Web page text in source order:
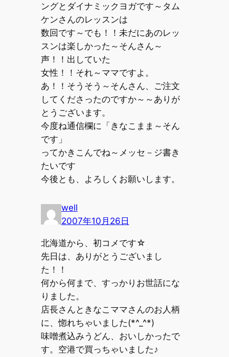
ングとダイナミックヨガです～タム
ケンさんのレッスンは
数回です～でも！！未だにあのレッ
スンは楽しかった～そんさん～
声！！出していた
女性！！それ～ママですよ。
あ！！そうそう～そんさん、ご注文
してくださったのですか～～ありが
とうございます。
今度ね通信欄に「きなこまま～そん
です」
ってかきこんでね～メッセ－ジ書き
たいです
今後とも、よろしくお願いします。
well
2007年10月26日
北海道から、初コメです☆
先日は、ありがとうございまし
た！！
何から何まで、すっかりお世話にな
りました。
店長さんときなこママさんのお人柄
に、惚れちゃいました(*^_^*)
味噌煮込みうどん、おいしかったで
す。空港で買っちゃいました♪